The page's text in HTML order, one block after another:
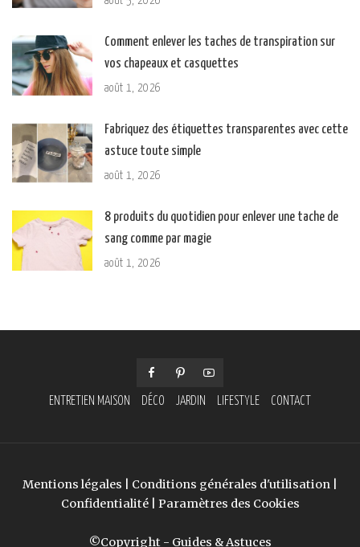
Comment enlever les taches de transpiration sur
vos chapeaux et casquettes
août 1, 2026
Fabriquez des étiquettes transparentes avec cette
astuce toute simple
août 1, 2026
8 produits du quotidien pour enlever une tache de
sang comme par magie
août 1, 2026
ENTRETIEN MAISON DÉCO JARDIN LIFESTYLE CONTACT
Mentions légales Conditions générales d'utilisation
Confidentialité| Paramètres des Cookies
©Copyright - Guides & Astuces